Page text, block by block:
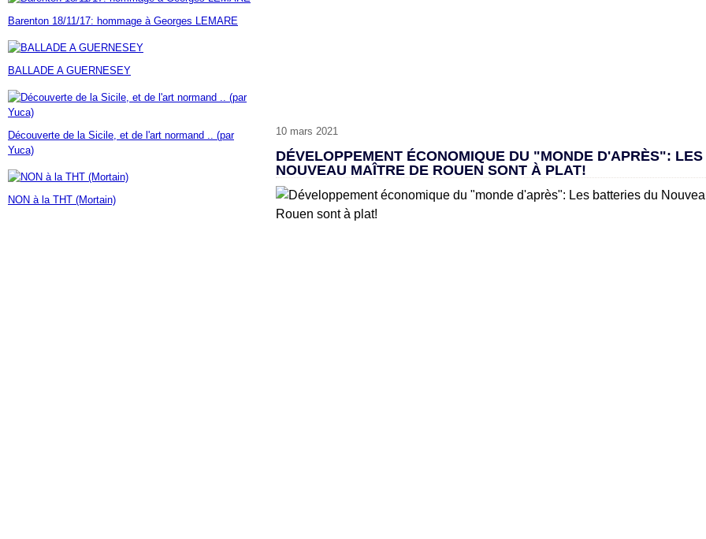
Janvier(7)
Février(9)
Janvier(18)
Mars(60)
Février(24)
Janvier(23)
Avril(14)
Mars (17)
Février(46)
Janvier (35)
Barenton 18/11/17: hommage à Georges LEMARE
BALLADE A GUERNESEY
Découverte de la Sicile, et de l'art normand .. (par
Yuca)
NON à la THT (Mortain)
10 mars 2021
DÉVELOPPEMENT ÉCONOMIQUE DU "MONDE D'APRÈS":
NOUVEAU MAÎTRE DE ROUEN SONT À PLAT!